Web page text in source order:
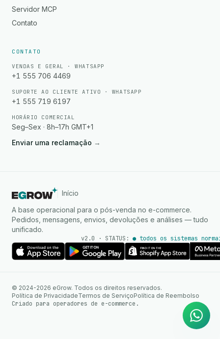
Servidor MCP
Contato
CONTATO
VENDAS E GERAL · WHATSAPP
+1 555 706 4469
SUPORTE AO CLIENTE ATIVO · WHATSAPP
+1 555 719 6197
HORÁRIO COMERCIAL
Seg–Sex · 8h–17h GMT+1
Enviar uma reclamação →
Início
A base operacional para o pós-venda no e-commerce.
Pedidos, mensagens, envios, devoluções e análises — tudo
unificado.
v2.0 · STATUS: ● todos os sistemas
© 2024-2026 eGrow. Todos os direitos reservados.
Política de PrivacidadeTermos de ServiçoPolítica de Reembolso
Criado para operadores de e-commerce.
WhatsApp